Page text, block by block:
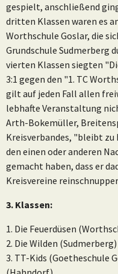
gespielt, anschließend
dritten Klassen waren es
Worthschule Goslar, die
Grundschule Sudmerberg
vierten Klassen siegten
3:1 gegen den "1. TC
gilt auf jeden Fall allen
lebhafte Veranstaltung
Arth-Bokemüller,
Kreisverbandes, "bleibt zu
den einen oder anderen
gemacht haben, dass er
Kreisvereine
3. Klassen:
1. Die Feuerdüsen
2. Die Wilden (Sudmerberg)
3. TT-Kids (Goetheschule